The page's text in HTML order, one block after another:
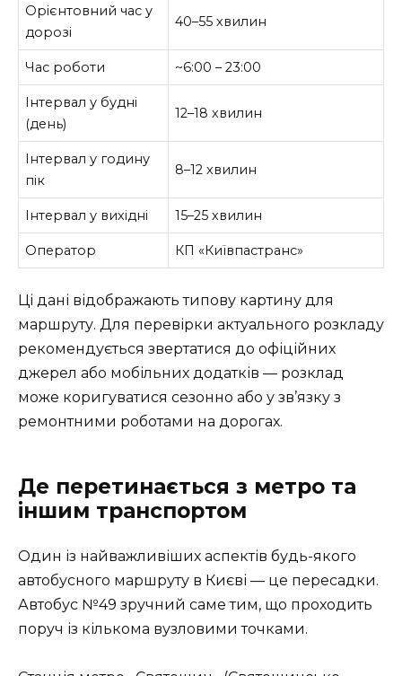
Орієнтовний час у
дорозі
40–55 хвилин
Час роботи ~6:00 – 23:00
Інтервал у будні
(день)
12–18 хвилин
Інтервал у годину
пік
8–12 хвилин
Інтервал у вихідні 15–25 хвилин
Оператор КП «Київпастранс»
Ці дані відображають типову картину для
маршруту. Для перевірки актуального розкладу
рекомендується звертатися до офіційних
джерел або мобільних додатків — розклад
може коригуватися сезонно або у зв’язку з
ремонтними роботами на дорогах.
Де перетинається з метро та
іншим транспортом
Один із найважливіших аспектів будь-якого
автобусного маршруту в Києві — це пересадки.
Автобус №49 зручний саме тим, що проходить
поруч із кількома вузловими точками.